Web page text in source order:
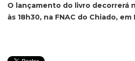
O lançamento do livro decorrerá
às 18h30, na FNAC do Chiado, em